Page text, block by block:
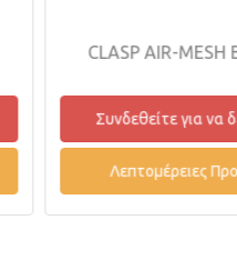
CLASP AIR-MESH
Συνδεθείτε για να
Λεπτομέρειες